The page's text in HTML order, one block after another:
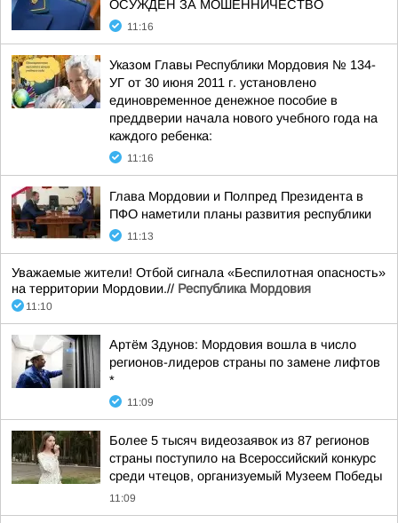
ОСУЖДЕН ЗА МОШЕННИЧЕСТВО
11:16
Указом Главы Республики Мордовия № 134-
УГ от 30 июня 2011 г. установлено
единовременное денежное пособие в
преддверии начала нового учебного года на
каждого ребенка:
11:16
Глава Мордовии и Полпред Президента в
ПФО наметили планы развития республики
11:13
Уважаемые жители! Отбой сигнала «Беспилотная опасность»
на территории Мордовии.// Республика Мордовия
11:10
Артём Здунов: Мордовия вошла в число
регионов-лидеров страны по замене лифтов
*
11:09
Более 5 тысяч видеозаявок из 87 регионов
страны поступило на Всероссийский конкурс
среди чтецов, организуемый Музеем Победы
11:09